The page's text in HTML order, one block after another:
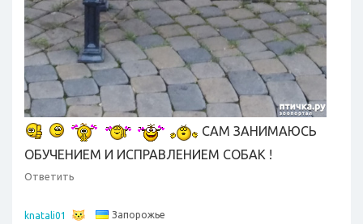
САМ ЗАНИМАЮСЬ
ОБУЧЕНИЕМ И ИСПРАВЛЕНИЕМ СОБАК !
Ответить
knatali01 Запорожье